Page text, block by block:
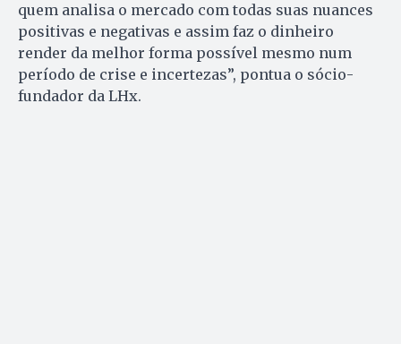
quem analisa o mercado com todas suas nuances
positivas e negativas e assim faz o dinheiro
render da melhor forma possível mesmo num
período de crise e incertezas”, pontua o sócio-
fundador da LHx.